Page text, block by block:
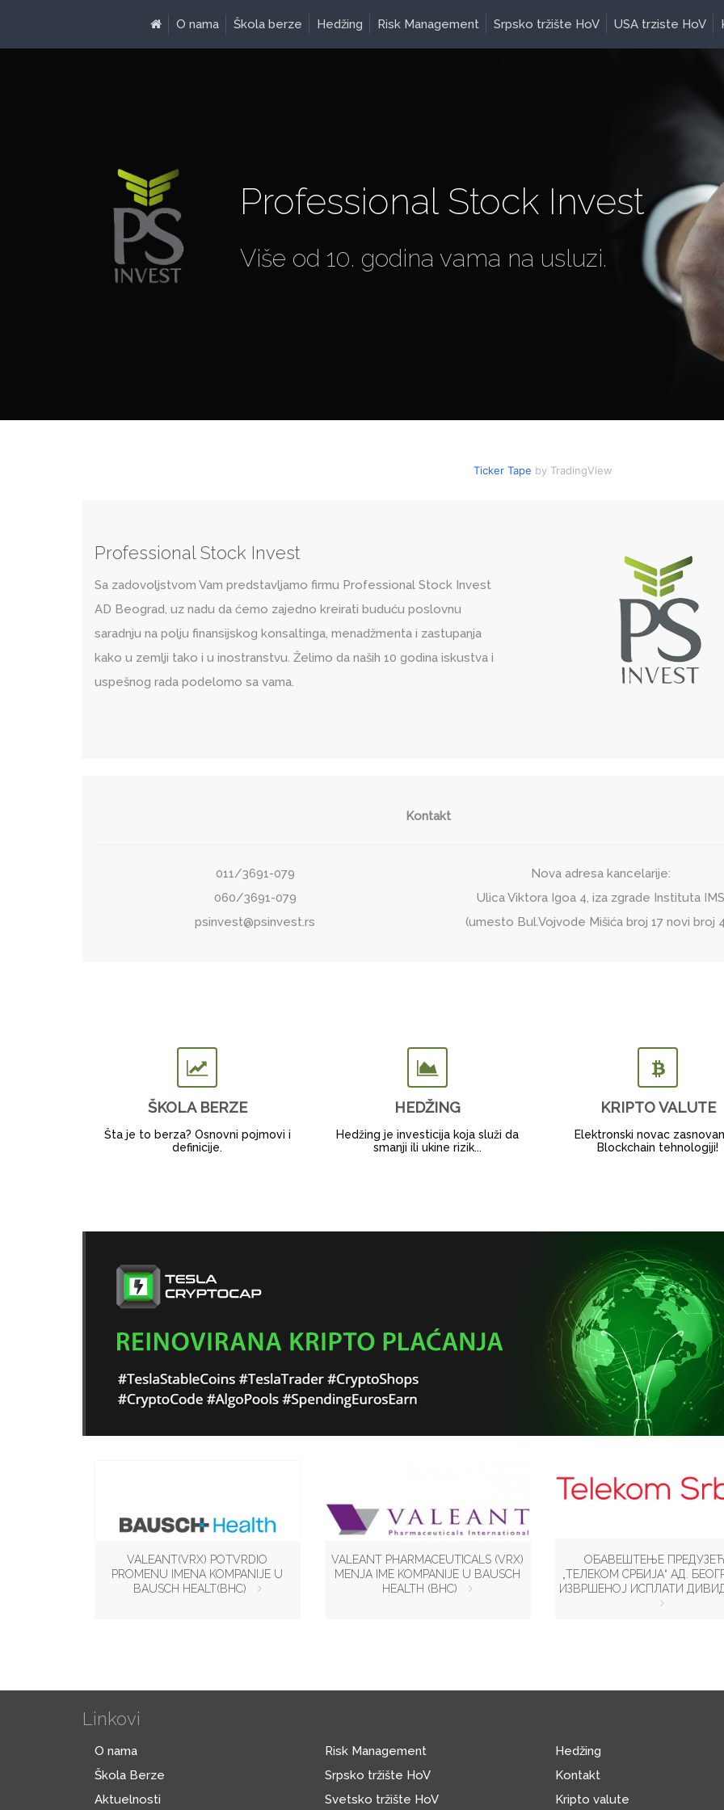
O nama Škola berze Hedžing Risk Management Srpsko tržište HoV USA trziste HoV
Professional Stock Invest
Više od 10. godina vama na usluzi.
Ticker Tape by TradingView
Professional Stock Invest
Sa zadovoljstvom Vam predstavljamo firmu Professional Stock Invest
AD Beograd, uz nadu da ćemo zajedno kreirati buduću poslovnu
saradnju na polju finansijskog konsaltinga, menadžmenta i zastupanja
kako u zemlji tako i u inostranstvu. Želimo da naših 10 godina iskustva i
uspešnog rada podelomo sa vama.
Kontakt
011/3691-079
060/3691-079
psinvest@psinvest.rs
Nova adresa kancelarije:
Ulica Viktora Igoa 4, iza zgrade Instituta IMS
(umesto Bul.Vojvode Mišića broj 17 novi broj
ŠKOLA BERZE
Šta je to berza? Osnovni pojmovi i
definicije.
HEDŽING
Hedžing je investicija koja služi da
smanji ili ukine rizik...
KRIPTO VALUTE
Elektronski novac
Blockchain tehnologiji!
VALEANT(VRX) POTVRDIO
PROMENU IMENA KOMPANIJE U
BAUSCH HEALT(BHC)
VALEANT PHARMACEUTICALS (VRX)
MENJA IME KOMPANIJE U BAUSCH
HEALTH (BHC)
ОБАВЕШТЕЊЕ
„ТЕЛЕКОМ СРБИЈА“ АД.
ИЗВРШЕНОЈ ИСПЛАТИ
Linkovi
O nama
Škola Berze
Aktuelnosti
Risk Management
Srpsko tržište HoV
Svetsko tržište HoV
Hedžing
Kontakt
Kripto valute